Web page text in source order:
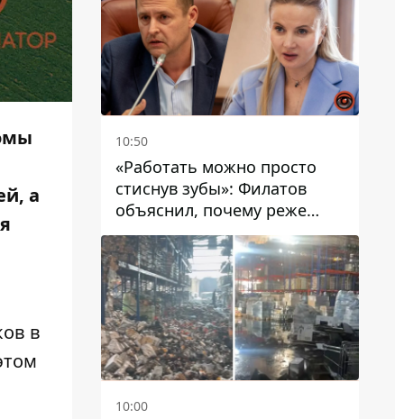
а
в
10:50
«Работать можно просто
стиснув зубы»: Филатов
объяснил, почему реже
пишет в соцсетях и
раскритиковал медийность
чиновников
10:00